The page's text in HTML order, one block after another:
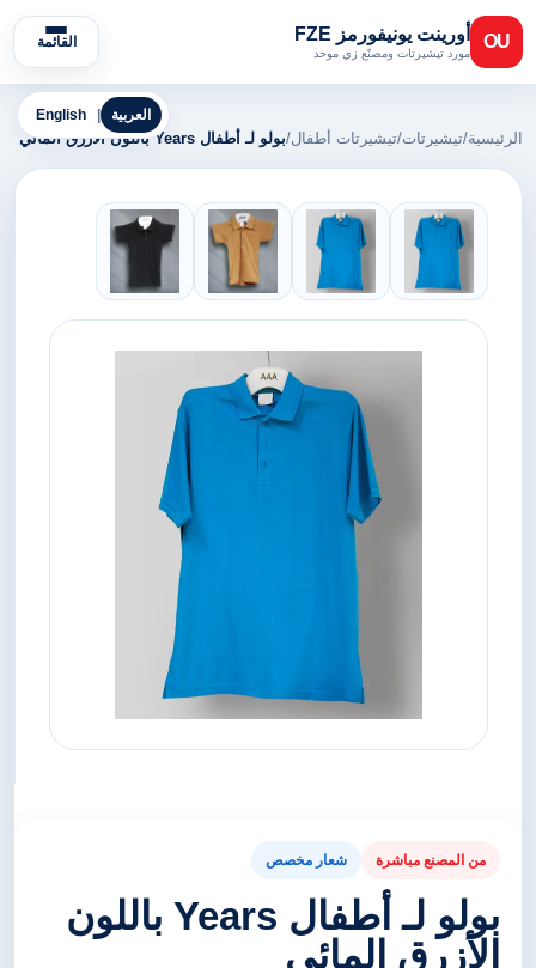
OU أورينت يونيفورمز FZE
مورد تيشيرتات ومصنّع زي موحد
القائمة
English العربية
الرئيسية/تيشيرتات/تيشيرتات أطفال/بولو لـ أطفال Years باللون الأزرق المائي
من المصنع مباشرة شعار مخصص
بولو لـ أطفال Years باللون
الأزرق المائي